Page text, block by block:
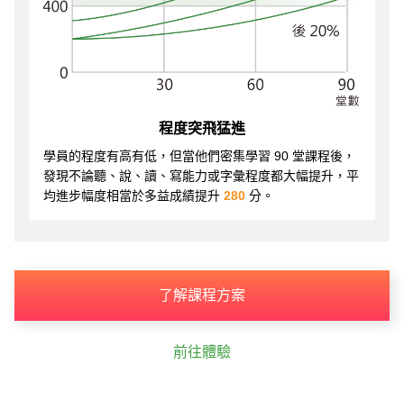
程度突飛猛進
學員的程度有高有低，但當他們密集學習 90 堂課程後，
發現不論聽、說、讀、寫能力或字彙程度都大幅提升，平
均進步幅度相當於多益成績提升 280 分。
了解課程方案
前往體驗